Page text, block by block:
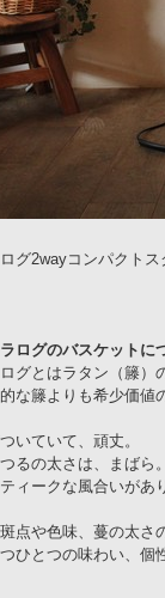
グ2wayコンパクトス
ログのバスケットに
グとはラタン（籐）
な籐よりも希少価値
いていて、頑丈。
るの太さは、まばら。
ィークな風合いがあ
点や色味、蔓の太さ
ひとつの味わい、個